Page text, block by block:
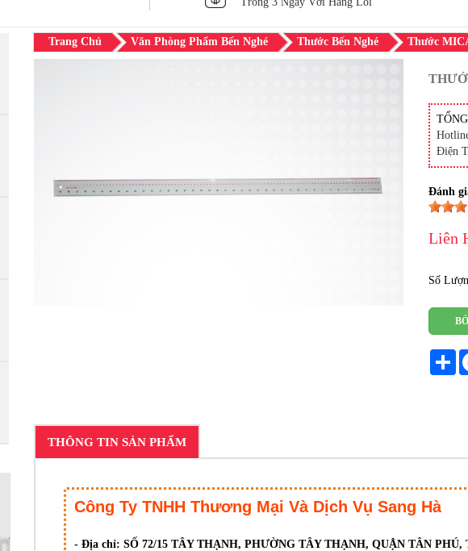
Trang Chủ Văn Phòng Phẩm Bến Nghé Thước Bến Nghé Thước
Điện
Đánh
Liên
Số
THÔNG TIN SẢN PHẨM
Công Ty TNHH Thương Mại Và Dịch Vụ Sang Hà
- Địa chỉ: SỐ 72/15 TÂY THẠNH, PHƯỜNG TÂY THẠNH, QUẬN TÂN